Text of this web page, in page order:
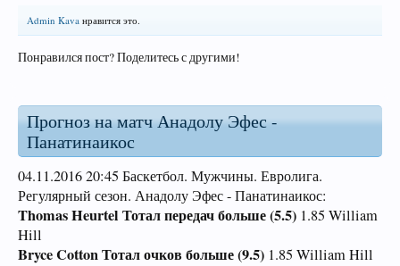
Admin Kava нравится это.
Понравился пост? Поделитесь с другими!
Прогноз на матч Анадолу Эфес -
Панатинаикос
04.11.2016 20:45 Баскетбол. Мужчины. Евролига.
Регулярный сезон. Анадолу Эфес - Панатинаикос:
Thomas Heurtel Тотал передач больше (5.5) 1.85 William
Hill
Bryce Cotton Тотал очков больше (9.5) 1.85 William Hill